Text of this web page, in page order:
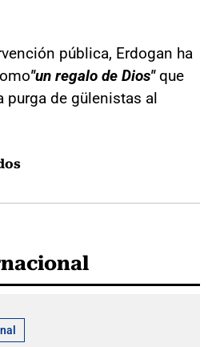
pública, Erdogan ha
"un regalo de Dios"que
purga de gülenistas al